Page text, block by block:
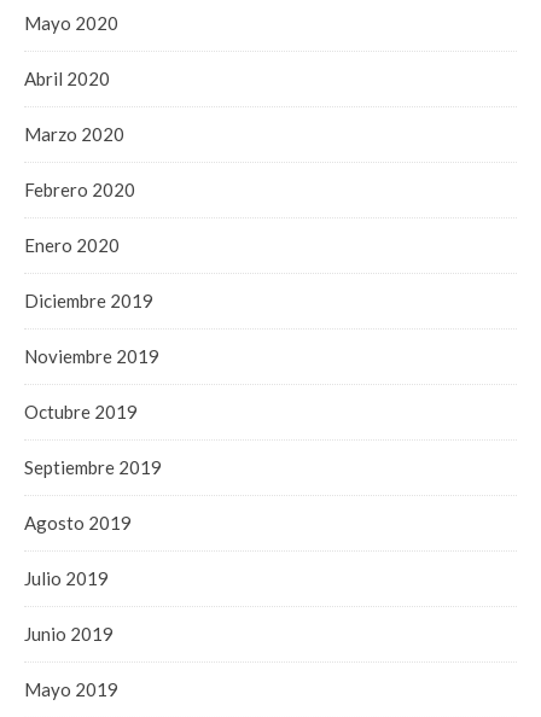
Mayo 2020
Abril 2020
Marzo 2020
Febrero 2020
Enero 2020
Diciembre 2019
Noviembre 2019
Octubre 2019
Septiembre 2019
Agosto 2019
Julio 2019
Junio 2019
Mayo 2019